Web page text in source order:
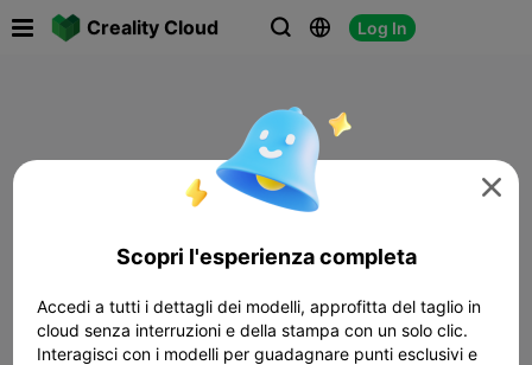
Creality Cloud   Log In

Scopri l'esperienza completa
Accedi a tutti i dettagli dei modelli, approfitta del taglio in
cloud senza interruzioni e della stampa con un solo clic.
Interagisci con i modelli per guadagnare punti esclusivi e